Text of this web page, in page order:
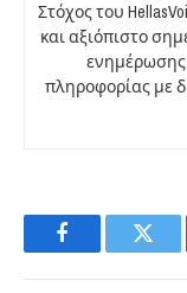
Στόχος του
και αξιόπιστο
πληροφορίας με
Facebook